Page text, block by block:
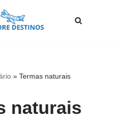
» Termas naturais
naturais